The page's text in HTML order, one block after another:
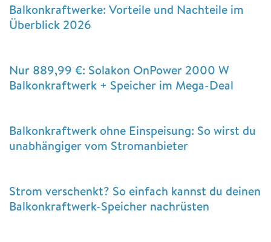
Balkonkraftwerke: Vorteile und Nachteile im
Überblick 2026
Nur 889,99 €: Solakon OnPower 2000 W
Balkonkraftwerk + Speicher im Mega-Deal
Balkonkraftwerk ohne Einspeisung: So wirst du
unabhängiger vom Stromanbieter
Strom verschenkt? So einfach kannst du deinen
Balkonkraftwerk-Speicher nachrüsten